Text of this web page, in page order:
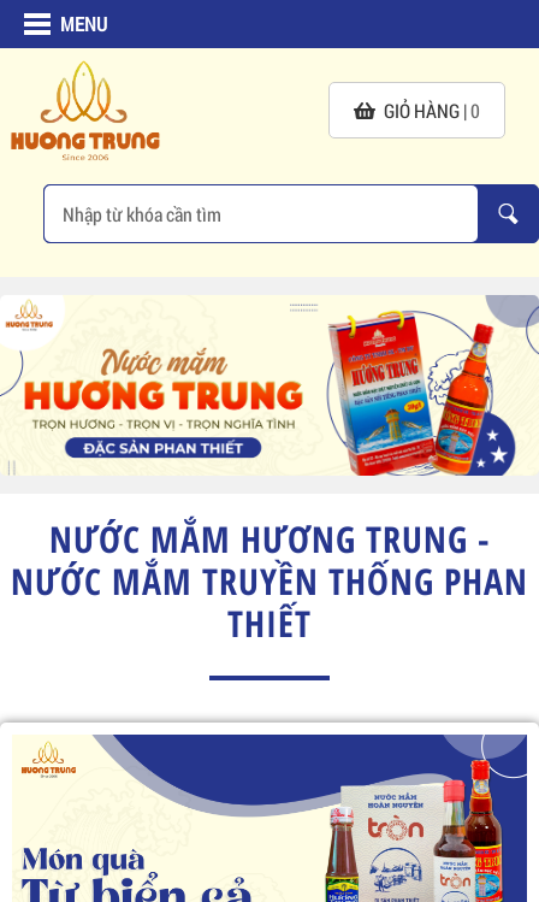
MENU
GIỎ HÀNG |0
NƯỚC MẮM HƯƠNG TRUNG -
NƯỚC MẮM TRUYỀN THỐNG PHAN
THIẾT